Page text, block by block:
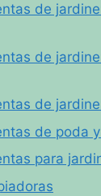
de
de
de
de poda
para